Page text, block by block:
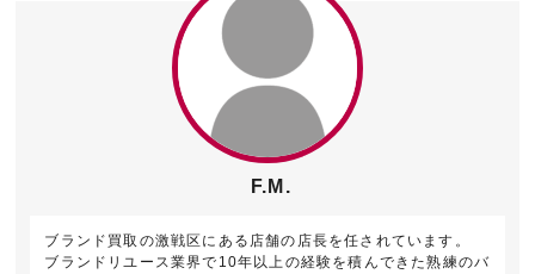
F.M.
ブランド買取の激戦区にある店舗の店長を任されています。
ブランドリユース業界で10年以上の経験を積んできた熟練のバ